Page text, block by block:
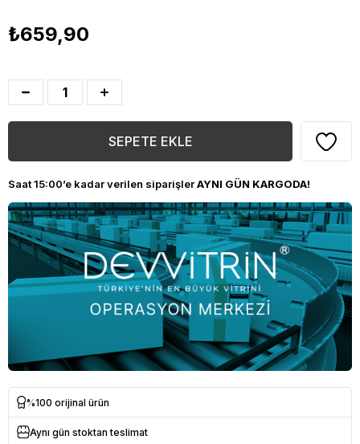
₺659,90
Saat 15:00’e kadar verilen siparişlerAYNI GÜN KARGODA!
%100 orijinal ürün
Aynı gün stoktan teslimat